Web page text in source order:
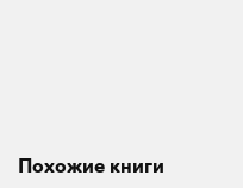
Похожие книги